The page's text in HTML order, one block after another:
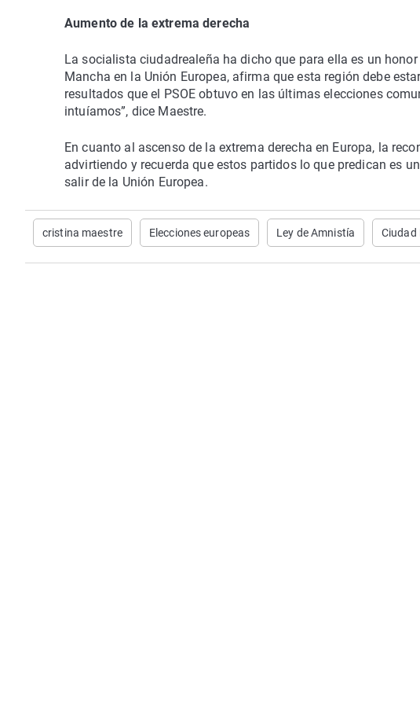
Aumento de la extrema derecha
La socialista ciudadrealeña ha dicho que para ella es un
Mancha en la Unión Europea, afirma que esta región debe
resultados que el PSOE obtuvo en las últimas elecciones
intuíamos”, dice Maestre.
En cuanto al ascenso de la extrema derecha en Europa, la
advirtiendo y recuerda que estos partidos lo que predican es
salir de la Unión Europea.
cristina maestre Elecciones europeas Ley de Amnistía Ciudad